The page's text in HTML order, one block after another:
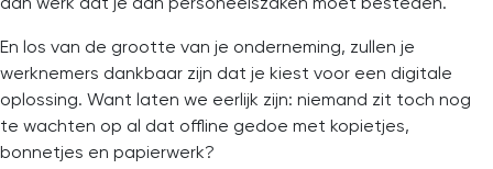
En los van de grootte van je onderneming, zullen je
werknemers dankbaar zijn dat je kiest voor een digitale
oplossing. Want laten we eerlijk zijn: niemand zit toch nog
te wachten op al dat offline gedoe met kopietjes,
bonnetjes en papierwerk?